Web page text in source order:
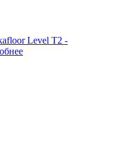
Level T2 -